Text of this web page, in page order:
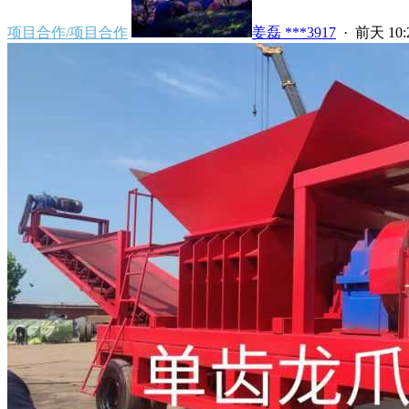
项目合作/项目合作 姜磊 ***3917 · 前天